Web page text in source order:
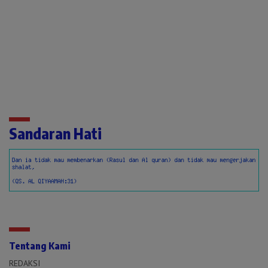
Sandaran Hati
Tentang Kami
REDAKSI